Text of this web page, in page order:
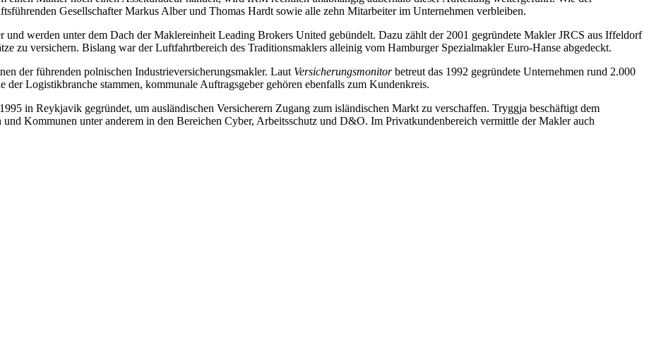
Gesellschafter Markus Alber und Thomas Hardt sowie alle zehn Mitarbeiter im Unternehmen verbleiben.
und werden unter dem Dach der Maklereinheit Leading Brokers United gebündelt. Dazu zählt der 2001 gegründete Makler JRCS aus Iffeldorf
zu versichern. Bislang war der Luftfahrtbereich des Traditionsmaklers alleinig vom Hamburger Spezialmakler Euro-Hanse abgedeckt.
der führenden polnischen Industrieversicherungsmakler. Laut Versicherungsmonitorbetreut das 1992 gegründete Unternehmen rund 2.000
Logistikbranche stammen, kommunale Auftragsgeber gehören ebenfalls zum Kundenkreis.
in Reykjavik gegründet, um ausländischen Versicherern Zugang zum isländischen Markt zu verschaffen. Tryggja beschäftigt dem
Kommunen unter anderem in den Bereichen Cyber, Arbeitsschutz und D&O. Im Privatkundenbereich vermittle der Makler auch